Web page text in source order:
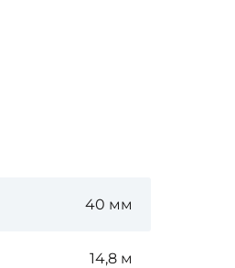
40 мм
14,8 м